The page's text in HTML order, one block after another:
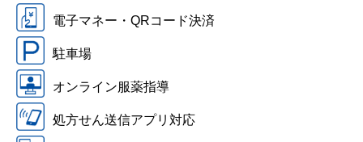
電子マネー・QRコード決済
駐車場
オンライン服薬指導
処方せん送信アプリ対応